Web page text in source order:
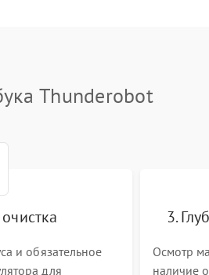
мин 1 год
80 мин
Thunderobot
и обязательное
для
3.
Осмотр
наличие